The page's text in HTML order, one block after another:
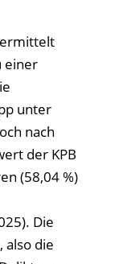
einer
unter
nach
der KPB
(58,04 %)
Die
also die